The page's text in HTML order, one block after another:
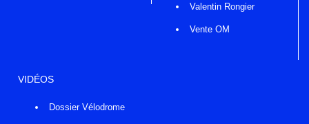
Valentin Rongier
Vente OM
VIDÉOS
Dossier Vélodrome